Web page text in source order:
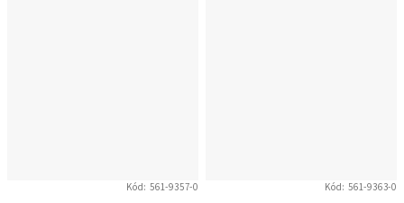
Kód: 561-9357-0 Kód: 561-9363-0